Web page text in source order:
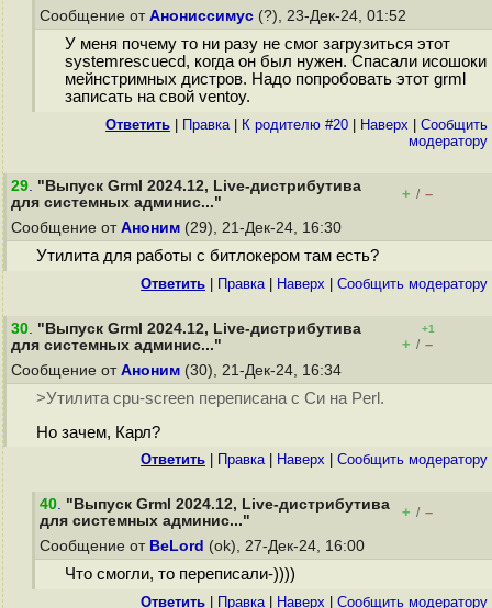
Сообщение от Анониссимус (?), 23-Дек-24, 01:52
У меня почему то ни разу не смог загрузиться этот
systemrescuecd, когда он был нужен. Спасали исошоки
мейнстримных дистров. Надо попробовать этот grml
записать на свой ventoy.
Ответить Правка| К родителю #20 Наверх
Cообщить
модератору
29. "Выпуск Grml 2024.12, Live-дистрибутива
для системных админис..."
+ / –
Сообщение от Аноним (29), 21-Дек-24, 16:30
Утилита для работы с битлокером там есть?
Ответить Правка| Наверх Cообщить модератору
30. "Выпуск Grml 2024.12, Live-дистрибутива
для системных админис..."
+1
+ / –
Сообщение от Аноним (30), 21-Дек-24, 16:34
>Утилита cpu-screen переписана с Си на Perl.
Но зачем, Карл?
Ответить Правка| Наверх Cообщить модератору
40. "Выпуск Grml 2024.12, Live-дистрибутива
для системных админис..."
+ / –
Сообщение от BeLord (ok), 27-Дек-24, 16:00
Что смогли, то переписали-))))
Ответить Правка| Наверх Cообщить модератору